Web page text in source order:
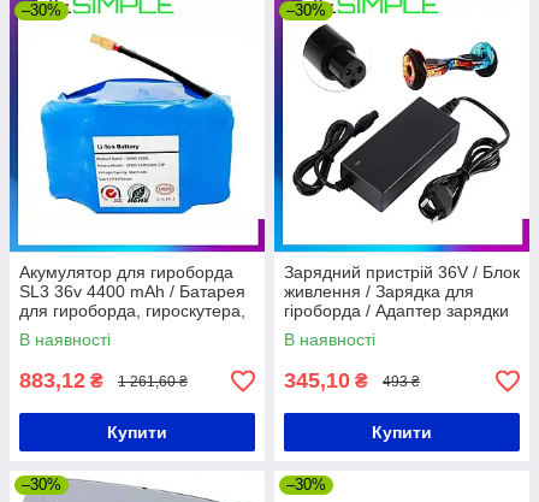
–30%
Акумулятор для гироборда
SL3 36v 4400 mAh / Батарея
для гироборда, гироскутера,
міні сігвея
В наявності
883,12 ₴ 1 261,60 ₴
Купити
–30%
Зарядний пристрій 36V / Блок
живлення / Зарядка для
гіроборда / Адаптер зарядки
В наявності
345,10 ₴ 493 ₴
Купити
–30% –30%